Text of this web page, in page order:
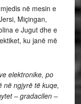
në mesin e
Miçingan,
e Jugut dhe e
ku janë më
elektronike, po
në ngjyrë të kuqe,
– gradacilen –